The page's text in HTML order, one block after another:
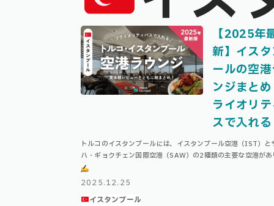
【2025年
新】イス
ールの空
ンジまと
ライオリ
スで入れ
トルコのイスタンブールには、イスタンブール空港（IST）と
ハ・ギョクチェン国際空港（SAW）の2種類の主要な空港が
す。 本記事では、そんなイスタンブールの2種類の空港の、そ
つずつのラウンジについて徹底解 …
2025.12.25
イスタンブール